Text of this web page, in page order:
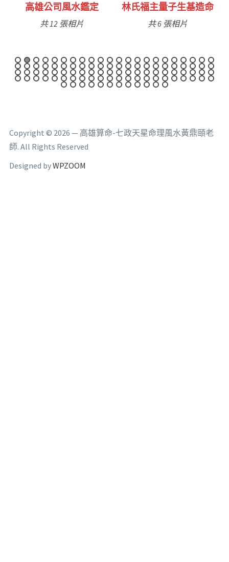
林氏福主量子生基造命
共 6 張相片
台南永康風水鑑定
共 9 張相片
Copyright © 2026 — 高雄算命-七政天星命理風水黃鼎頤老
師. All Rights Reserved
Designed byWPZOOM